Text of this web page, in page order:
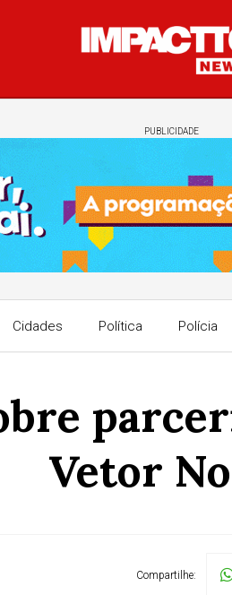
PUBLICIDADE
Cidades Política Polícia
Vetor
Compartilhe: